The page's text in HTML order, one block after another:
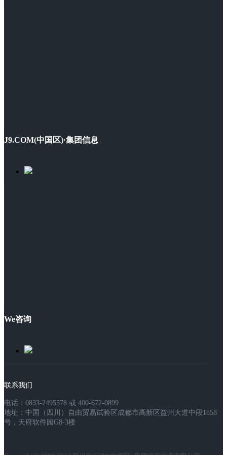
J9.COM(中国区)·集团信息
We咨询
联系我们
电话：0833-2495578 或 400-672-0899
地址：中国（四川）自由贸易试验区成都市高新区益州大道中段1858
号，天府软件园G8-3楼